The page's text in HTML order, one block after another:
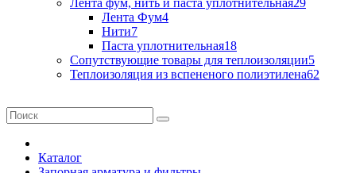
Лента фум, нить и паста уплотнительная29
Лента Фум4
Нити7
Паста уплотнительная18
Сопутствующие товары для теплоизоляции5
Теплоизоляция из вспененого полиэтилена62
Каталог